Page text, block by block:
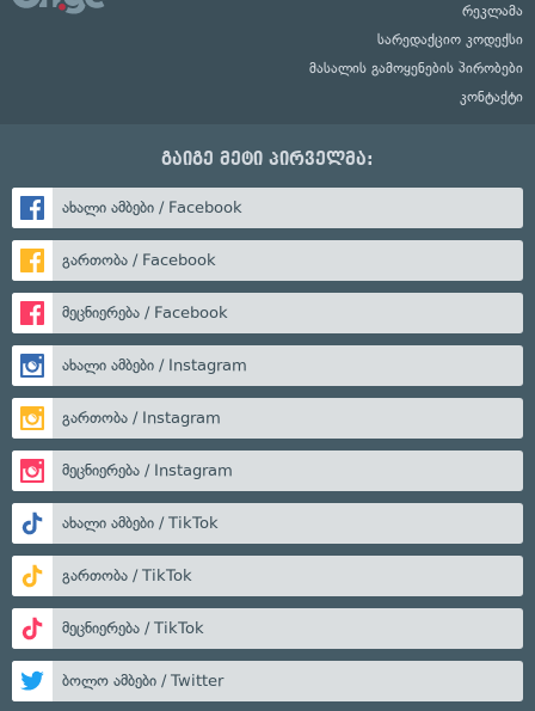
რეკლამა
სარედაქციო კოდექსი
მასალის გამოყენების პირობები
კონტაქტი
გაიგე მეტი პირველმა:
ახალი ამბები / Facebook
გართობა / Facebook
მეცნიერება / Facebook
ახალი ამბები / Instagram
გართობა / Instagram
მეცნიერება / Instagram
ახალი ამბები / TikTok
გართობა / TikTok
მეცნიერება / TikTok
ბოლო ამბები / Twitter